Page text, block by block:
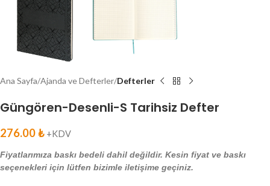
Ana Sayfa Ajanda ve Defterler Defterler
Güngören-Desenli-S Tarihsiz Defter
276.00₺ +KDV
Fiyatlarımıza baskı bedeli dahil değildir. Kesin fiyat ve baskı
seçenekleri için lütfen bizimle iletişime geçiniz.